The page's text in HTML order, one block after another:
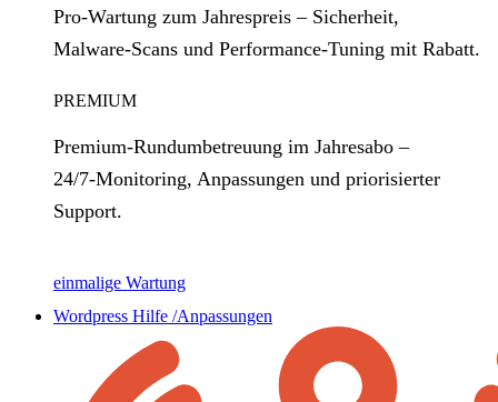
Pro‑Wartung zum Jahrespreis – Sicherheit,
Malware‑Scans und Performance‑Tuning mit Rabatt.
PREMIUM
Premium‑Rundumbetreuung im Jahresabo –
24/7‑Monitoring, Anpassungen und priorisierter
Support.
einmalige Wartung
Wordpress Hilfe /Anpassungen